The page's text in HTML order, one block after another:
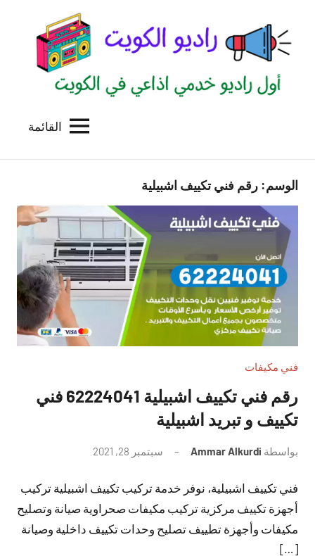
المحتوى
الكويت
للاعلانات
بالكويت
القائمة
الوسم: رقم فني تكييف اشبيلية
فني مكيفات
رقم فني تكييف اشبيلية 62224041 فني
تكييف و تبريد اشبيلية
بواسطة Ammar Alkurdi سبتمبر 28, 2021
تعليقات
فني تكييف اشبيلية، نوفر خدمة تركيب تكييف اشبيلية تركيب
أجهزة تكييف مركزية تركيب مكيفات صحراوية صيانة وتصليح
مكيفات وأجهزة تطييف تصليح وحدات تكييف داخلية وصيانة
[…]